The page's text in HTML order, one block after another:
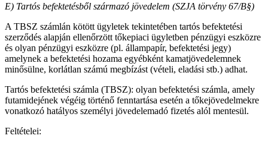
E) Tartós befektetésből származó jövedelem (SZJA törvény 67/B§)
A TBSZ számlán kötött ügyletek tekintetében tartós befektetési
szerződés alapján ellenőrzött tőkepiaci ügyletben pénzügyi eszközre
és olyan pénzügyi eszközre (pl. állampapír, befektetési jegy)
amelynek a befektetési hozama egyébként kamatjövedelemnek
minősülne, korlátlan számú megbízást (vételi, eladási stb.) adhat.
Tartós befektetési számla (TBSZ): olyan befektetési számla, amely
futamidejének végéig történő fenntartása esetén a tőkejövedelmekre
vonatkozó hatályos személyi jövedelemadó fizetés alól mentesül.
Feltételei: